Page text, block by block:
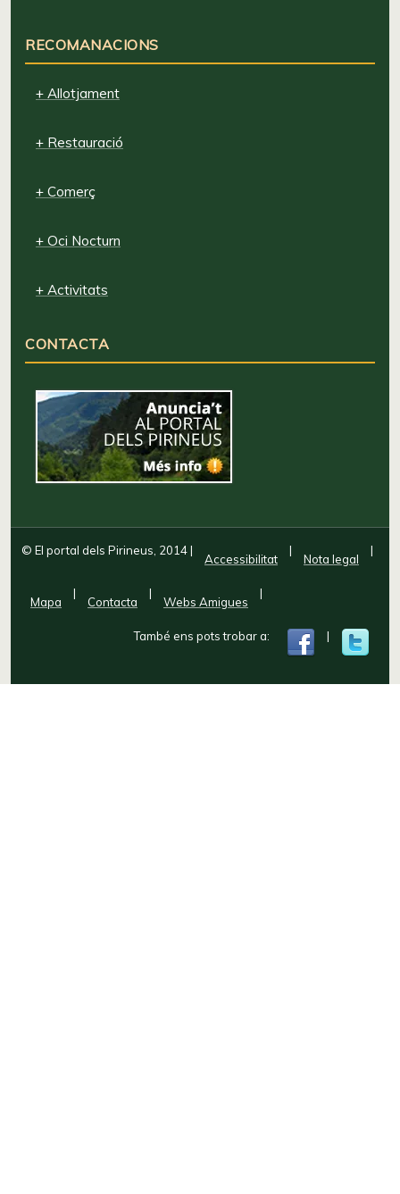
RECOMANACIONS
+ Allotjament
+ Restauració
+ Comerç
+ Oci Nocturn
+ Activitats
CONTACTA
© El portal dels Pirineus, 2014|
Accessibilitat
|
Nota legal
|
Mapa
|
Contacta
|
Webs Amigues
|
També ens pots trobar a: |